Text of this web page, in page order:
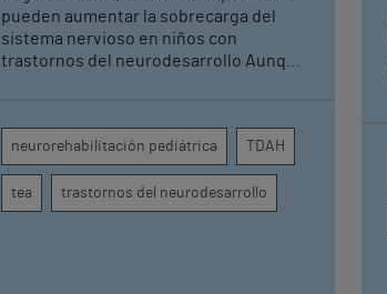
expertos en
neurorrehabilitación
pediátrica de Vithas
pueden aumentar la sobrecarga del
sistema nervioso en niños con
trastornos del neurodesarrollo Aunque
permite comprender por qué el calor
puede influir en la atención, la
regulación emocional y la conducta
neurorehabilitación pediátrica TDAH
tea trastornos del neurodesarrollo